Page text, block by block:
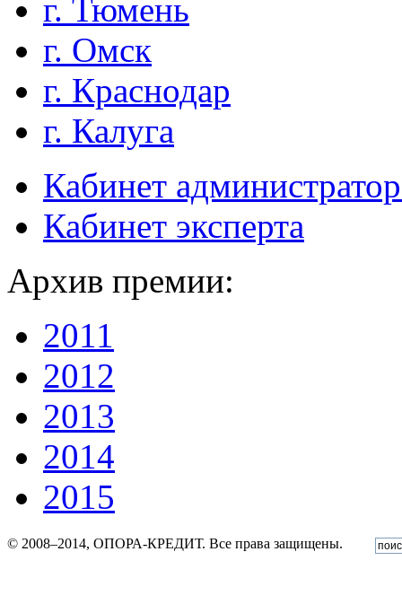
г. Тюмень
г. Омск
г. Краснодар
г. Калуга
Кабинет
Кабинет эксперта
Архив премии:
2011
2012
2013
2014
2015
© 2008–2014, ОПОРА-КРЕДИТ. Все права защищены.